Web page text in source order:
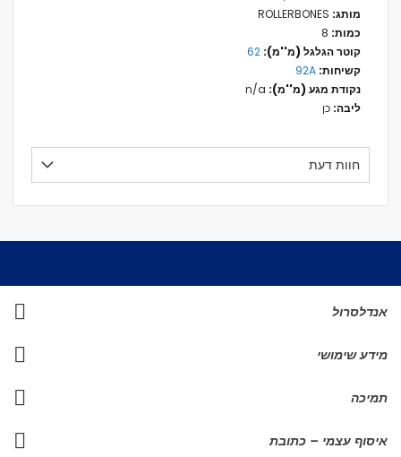
נוסף
62
92A
כן
חוות דעת
אנדלסרול
מידע שימושי
תמיכה
איסוף עצמי – כתובת